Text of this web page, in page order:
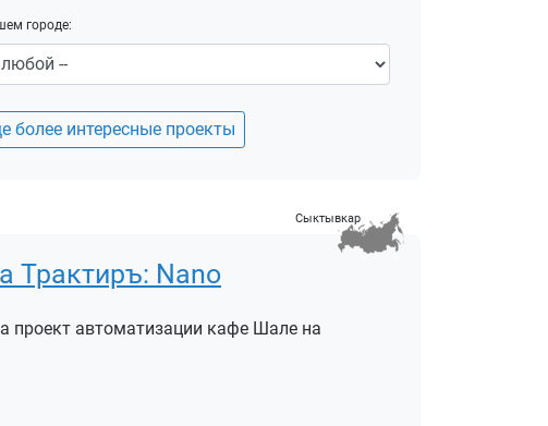
городе:
более интересные проекты
Сыктывкар
Трактиръ: Nano
проект автоматизации кафе Шале на